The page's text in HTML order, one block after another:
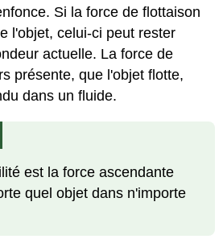
Si la force de flottaison
l'objet, celui-ci peut rester
actuelle. La force de
présente, que l'objet flotte,
dans un fluide.
est la force ascendante
quel objet dans n'importe